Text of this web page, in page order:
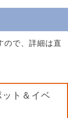
ので、詳細は直
ト＆イベ